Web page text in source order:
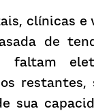
clínicas e
de
faltam
sua